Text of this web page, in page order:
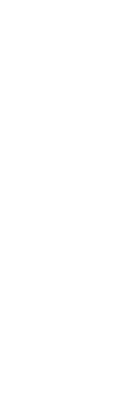
プラットフォームを見る
ブゲームオペレーション
獲得する
を制作して成長させる
ムを開発する
成する
換する
進する
ブロック
センター
う
めましょう
ティス